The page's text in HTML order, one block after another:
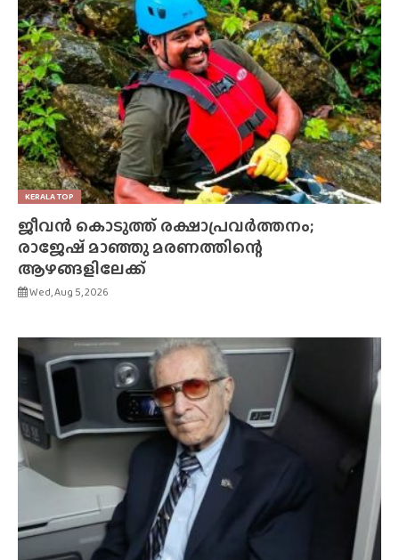
KERALA TOP
ജീവൻ കൊടുത്ത് രക്ഷാപ്രവർത്തനം;
രാജേഷ് മാഞ്ഞു മരണത്തിന്റെ
ആഴങ്ങളിലേക്ക്
Wed, Aug 5, 2026